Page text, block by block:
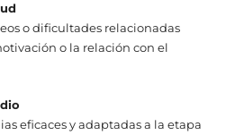
o dificultades relacionadas
o la relación con el
eficaces y adaptadas a la etapa